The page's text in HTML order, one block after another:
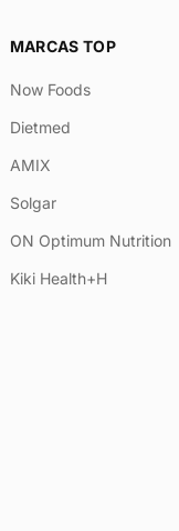
MARCAS TOP
Now Foods
Dietmed
AMIX
Solgar
ON Optimum Nutrition
Kiki Health+H